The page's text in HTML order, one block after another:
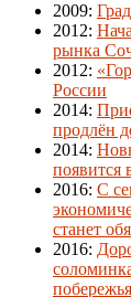
2009:
2012:
рынка
2012:
России
2014:
продлён
2014:
появится
2016: С
станет
2016:
побережья